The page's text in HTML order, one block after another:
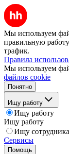
Мы используем
правильную
трафик.
Правила
Мы используем
файлов cookie
Понятно
Ищу работу
Ищу работу
Ищу работу
Ищу сотрудника
Сервисы
Помощь